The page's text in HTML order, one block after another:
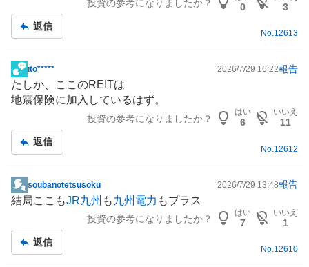
投資の参考になりましたか？ 0
3
返信
No.12613
掲
示
板
ito***** 2026/7/29 16:22報告
たしか、ここのREITは
地震保険に加入しているはず。
投資の参考になりましたか？
はい
6
いいえ
11
返信
No. 12612
掲
示
事
soubanotetsusoku 2026/7/29 13:48報告
結局ここもJR九州 も九州電力 もプラス
投資の参考になりましたか？
はい
7
いいえ
1
返信
No.12610